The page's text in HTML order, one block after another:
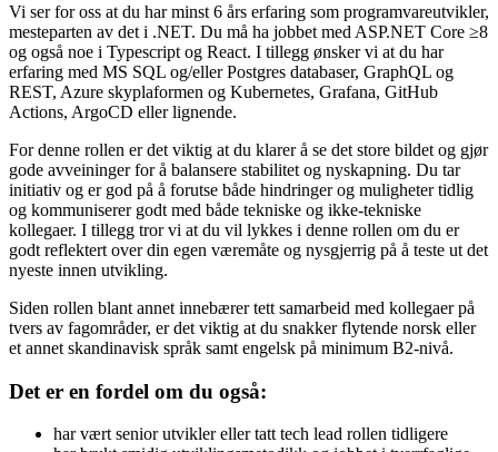
Vi ser for oss at du har minst 6 års erfaring som programvareutvikler,
mesteparten av det i .NET. Du må ha jobbet med ASP.NET Core ≥8
og også noe i Typescript og React. I tillegg ønsker vi at du har
erfaring med MS SQL og/eller Postgres databaser, GraphQL og
REST, Azure skyplaformen og Kubernetes, Grafana, GitHub
Actions, ArgoCD eller lignende.
For denne rollen er det viktig at du klarer å se det store bildet og gjør
gode avveininger for å balansere stabilitet og nyskapning. Du tar
initiativ og er god på å forutse både hindringer og muligheter tidlig
og kommuniserer godt med både tekniske og ikke-tekniske
kollegaer. I tillegg tror vi at du vil lykkes i denne rollen om du er
godt reflektert over din egen væremåte og nysgjerrig på å teste ut det
nyeste innen utvikling.
Siden rollen blant annet innebærer tett samarbeid med kollegaer på
tvers av fagområder, er det viktig at du snakker flytende norsk eller
et annet skandinavisk språk samt engelsk på minimum B2-nivå.
Det er en fordel om du også:
har vært senior utvikler eller tatt tech lead rollen tidligere